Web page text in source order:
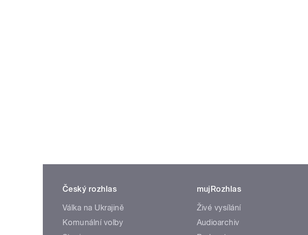
Český rozhlas
Válka na Ukrajině
Komunální volby
mujRozhlas
Živé vysílání
Audioarchiv